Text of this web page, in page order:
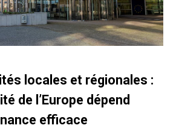
locales et régionales :
de l’Europe dépend
efficace